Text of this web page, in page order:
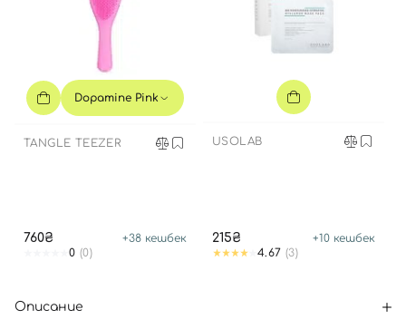
Dopamine Pink
TANGLE TEEZER
760₴ +38 кешбек
0 (0)
USOLAB
215₴ +10 кешбек
4.67 (3)
Описание